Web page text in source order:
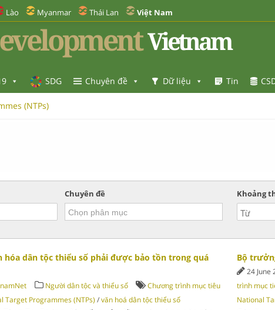
Lào Myanmar Thái Lan Việt Nam
Vietnam
SDG Chuyên đề Dữ liệu Tin
(NTPs)
Chuyên đề Khoảng
hóa dân tộc thiểu số phải được bảo tồn trong quá
Người dân tộc và thiểu số
Chương trình mục tiêu
Target Programmes (NTPs) /văn hoá dân tộc thiểu số
Bộ
24 June
trình mục
National